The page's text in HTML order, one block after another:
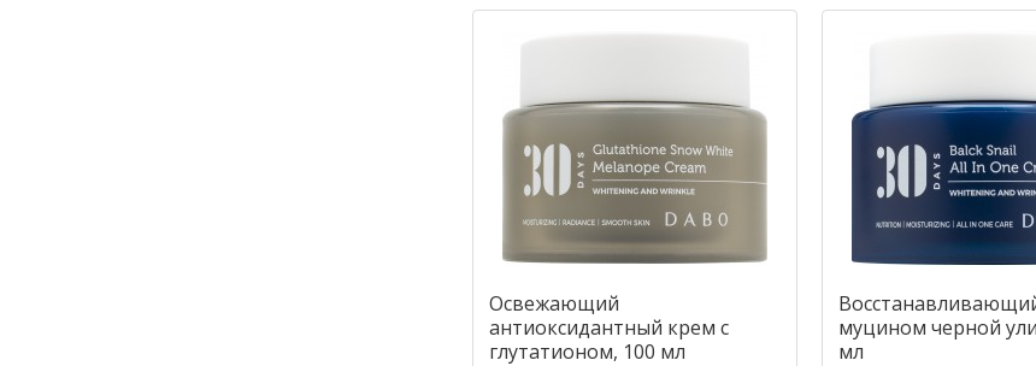
Освежающий
антиоксидантный крем с
глутатионом, 100 мл
муцином черной
мл